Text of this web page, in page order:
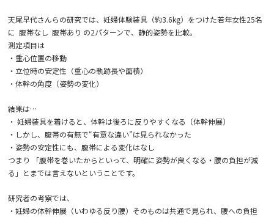
天尾早代さんらの研究では、妊婦体験装具（約3.6kg）をつけた若年女性25名
に 腹帯なし 腹帯あり の2パターンで、静的姿勢を比較。
測定項目は
・重心位置の移動
・立位時の安定性（重心の軌跡長や面積）
・体幹の角度（姿勢の変化）
結果は…
・ 妊婦装具を着けると、体幹は後ろに反りやすくなる（体幹伸展）
・しかし、腹帯の有無で“有意な違い”は見られなかった
・姿勢の安定性にも、腹帯による変化はなし
つまり 「腹帯を巻いたからといって、明確に姿勢が良くなる・腰の負担が減
る」とまでは言えないということです。
研究者の考察では、
・妊婦の体幹伸展（いわゆる反り腰）そのものは共通で見られ、腰への負担